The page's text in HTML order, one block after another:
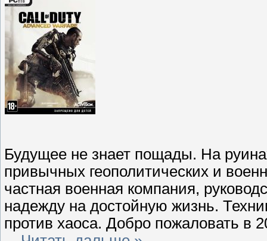
Будущее не знает пощады. На
привычных геополитических и
частная военная компания,
надежду на достойную жизнь.
против хаоса. Добро пожаловать в